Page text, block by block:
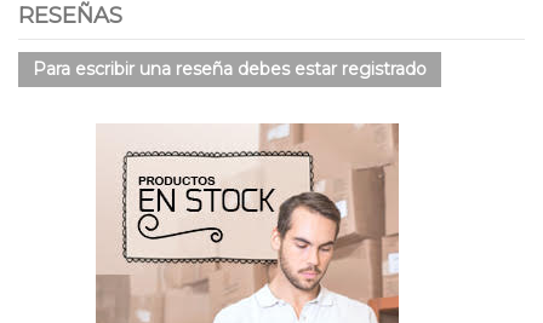
RESEÑAS
Para escribir una reseña debes estar registrado